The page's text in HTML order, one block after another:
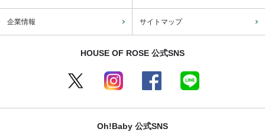
企業情報 サイトマップ
HOUSE OF ROSE 公式SNS
Oh!Baby 公式SNS